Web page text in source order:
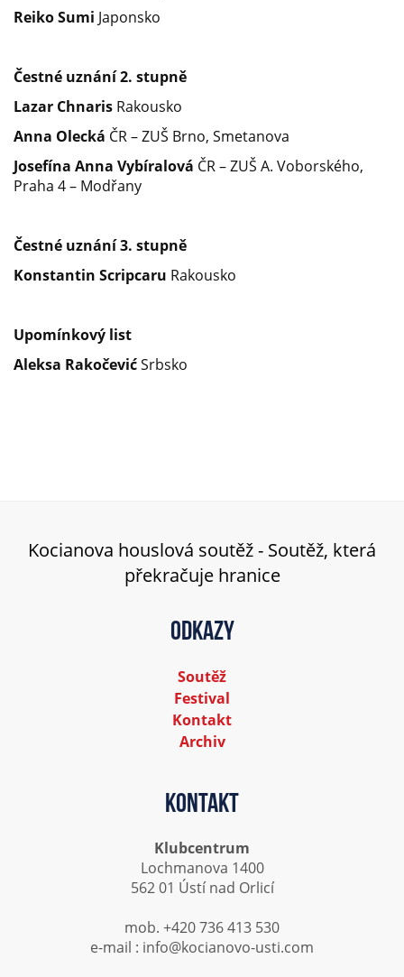
Reiko Sumi Japonsko
Čestné uznání 2. stupně
Lazar Chnaris Rakousko
Anna Olecká ČR – ZUŠ Brno, Smetanova
Josefína Anna Vybíralová ČR – ZUŠ A. Voborského,
Praha 4 – Modřany
Čestné uznání 3. stupně
Konstantin Scripcaru Rakousko
Upomínkový list
Aleksa RakočevićSrbsko
Kocianova houslová soutěž - Soutěž, která
překračuje hranice
Odkazy
Soutěž
Festival
Kontakt
Archiv
Kontakt
Klubcentrum
Lochmanova 1400
562 01 Ústí nad Orlicí
mob. +420 736 413 530
e-mail : info@kocianovo-usti.com